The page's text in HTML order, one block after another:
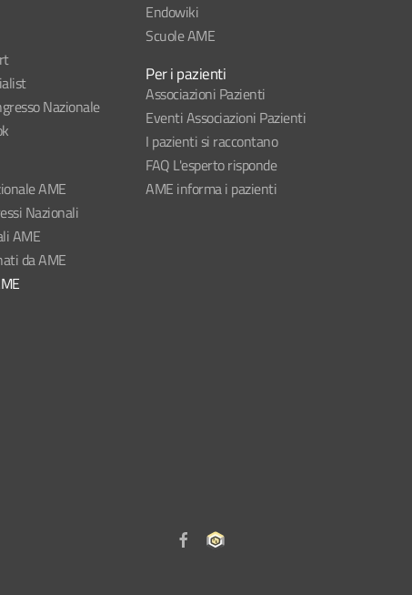
Nazionale
AME
Nazionali
AME
da AME
Endowiki
Scuole AME
Per i pazienti
Associazioni Pazienti
Eventi Associazioni Pazienti
I pazienti si raccontano
FAQ L'esperto risponde
AME informa i pazienti